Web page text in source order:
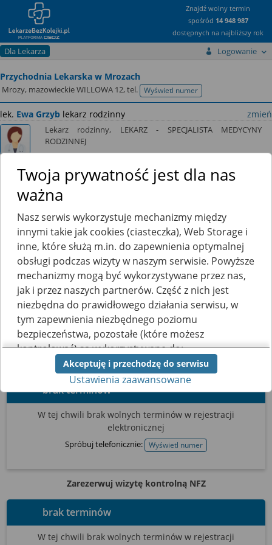
Znajdź wolny termin
spośród 14 948 987
dostępnych na najbliższy rok
Dla Lekarza Logowanie
Przychodnia Lekarska w Mrozach
Mrozy, mazowieckie WILLOWA 12, tel. Wyświetl numer
telefonu
lek. Ewa Grzyb lekarz rodzinny zmień
Lekarz rodzinny, LEKARZ - SPECJALISTA MEDYCYNY
RODZINNEJ
Ten lekarz jeszcze nie udostępnia zamawiania recept przez
internet.
Kliknijtutaj, a poinformujemy go, że chciałbyś skorzystać z tej
funkcji.
Terminarz Filtrowanie wyników
Tylko dla pacjentów zadeklarowanych do Przychodni
Lekarskiej PULS w Mrozach
Zarezerwuj wizytę prywatną
brak terminów
W tej chwili brak wolnych terminów w rejestracji
elektronicznej
Spróbuj telefonicznie: Wyświetl numer
telefonu
Zarezerwuj wizytę kontrolną NFZ
brak terminów
W tej chwili brak wolnych terminów w rejestracji
Twoja prywatność jest dla nas
ważna
Nasz serwis wykorzystuje mechanizmy między
innymi takie jak cookies (ciasteczka), Web Storage i
inne, które służą m.in. do zapewnienia optymalnej
obsługi podczas wizyty w naszym serwisie. Powyższe
mechanizmy mogą być wykorzystywane przez nas,
jak i przez naszych partnerów. Część z nich jest
niezbędna do prawidłowego działania serwisu, w
tym zapewnienia niezbędnego poziomu
bezpieczeństwa, pozostałe (które możesz
kontrolować) są wykorzystywane do:
obsługi dodatkowych funkcjonalności
usprawniających działanie naszego serwisu,
analizy tego, w jaki sposób korzystasz z naszej
strony,
marketingu bezpośredniego i wyświetlania reklam,
w tym reklam spersonalizowanych,
udostępniania funkcji mediów społecznościowych.
Kliknij „Akceptuję i przechodzę do serwisu”, aby
wyrazić zgodę na przetwarzanie przez nas i
naszych partnerów Twoich danych w
powyższych celach.
Pamiętaj, że wyrażenie zgody jest dobrowolne, a
Akceptuję i przechodzę do serwisu
Ustawienia zaawansowane